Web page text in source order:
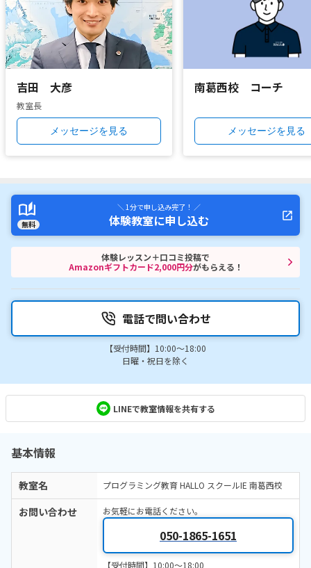
吉田 大彦
教室長
メッセージを見る
南葛西校 コーチ
メッセージを見る
無料
＼ 1分で申し込み完了！ ／
体験教室に申し込む
体験レッスン＋口コミ投稿で
Amazonギフトカード2,000円分がもらえる！
電話で問い合わせ
【受付時間】10:00～18:00
日曜・祝日を除く
LINEで教室情報を共有する
基本情報
教室名 プログラミング教育 HALLO スクールIE 南葛西校
お問い合わせ お気軽にお電話ください。
050-1865-1651
【受付時間】10:00～18:00